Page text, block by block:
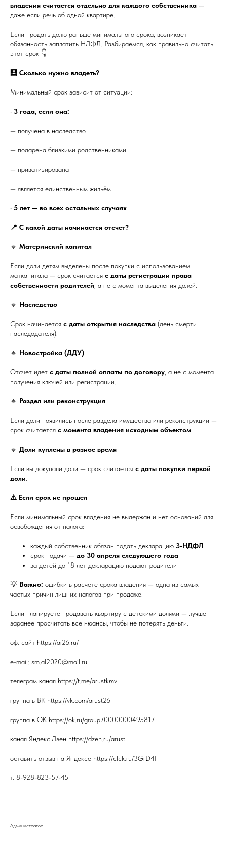
владения считается отдельно для каждого собственника —
даже если речь об одной квартире.
Если продать долю раньше минимального срока, возникает
обязанность заплатить НДФЛ. Разбираемся, как правильно считать
этот срок 👇
🧮 Сколько нужно владеть?
Минимальный срок зависит от ситуации:
• 3 года, если она:
— получена в наследство
— подарена близкими родственниками
— приватизирована
— является единственным жильём
• 5 лет — во всех остальных случаях
📍 С какой даты начинается отсчет?
🔹 Материнский капитал
Если доли детям выделены после покупки с использованием
маткапитала — срок считается с даты регистрации права
собственности родителей , а не с момента выделения долей.
🔹 Наследство
Срок начинается с даты открытия наследства (день смерти
наследодателя).
🔹 Новостройка (ДДУ)
Отсчет идет с даты полной оплаты по договору , а не с момента
получения ключей или регистрации.
🔹 Раздел или реконструкция
Если доли появились после раздела имущества или реконструкции —
срок считается с момента владения исходным объектом
🔹 Доли куплены в разное время
Если вы докупали доли — срок считается с даты покупки первой
доли
⚠️ Если срок не прошел
Если минимальный срок владения не выдержан и нет оснований для
освобождения от налога:
каждый собственник обязан подать декларацию 3-НДФЛ
срок подачи — до 30 апреля следующего года
за детей до 18 лет декларацию подают родители
💡 Важно: ошибки в расчете срока владения — одна из самых
частых причин лишних налогов при продаже.
Если планируете продавать квартиру с детскими долями — лучше
заранее просчитать все нюансы, чтобы не потерять деньги.
оф. сайт https://ar26.ru/
e-mail: sm.al2020@mail.ru
телеграм канал https://t.me/arustkmv
группа в ВК https://vk.com/arust26
группа в ОК https://ok.ru/group70000000495817
канал Яндекс.Дзен https://dzen.ru/arust
оставить отзыв на Яндексе https://clck.ru/3GrD4F
т. 8-928-823-57-45
Администратор